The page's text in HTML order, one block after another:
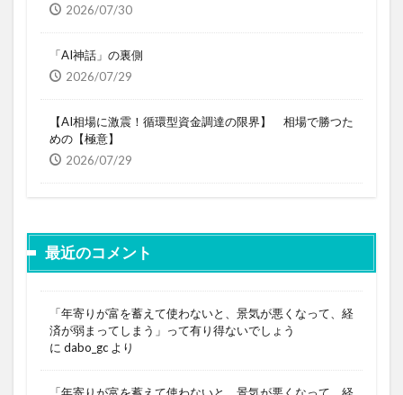
2026/07/30
「AI神話」の裏側
2026/07/29
【AI相場に激震！循環型資金調達の限界】 相場で勝つた
めの【極意】
2026/07/29
最近のコメント
「年寄りが富を蓄えて使わないと、景気が悪くなって、経
済が弱まってしまう」って有り得ないでしょう
に dabo_gc より